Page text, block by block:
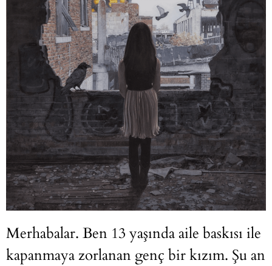
Merhabalar. Ben 13 yaşında aile baskısı ile
kapanmaya zorlanan genç bir kızım. Şu an